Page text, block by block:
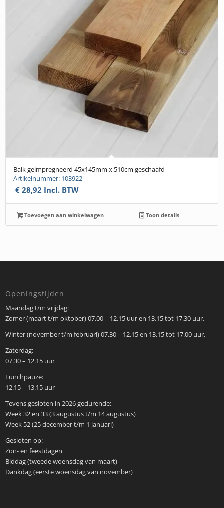
Balk geimpregneerd 45x145mm x 510cm geschaafd
Artikelnummer: 103922
€ 28,92 Incl. BTW
Toevoegen aan winkelwagen Toon details
Openingstijden
Maandag t/m vrijdag:
Zomer (maart t/m oktober) 07.00 – 12.15 uur en 13.15 tot 17.30 uur.
Winter (november t/m februari) 07.30 – 12.15 en 13.15 tot 17.00 uur.
Zaterdag:
07.30 – 12.15 uur
Lunchpauze:
12.15 – 13.15 uur
Tevens gesloten in 2026 gedurende:
Week 32 en 33 (3 augustus t/m 14 augustus)
Week 52 (25 december t/m 1 januari)
Gesloten op:
Zon- en feestdagen
Biddag (tweede woensdag van maart)
Dankdag (eerste woensdag van november)